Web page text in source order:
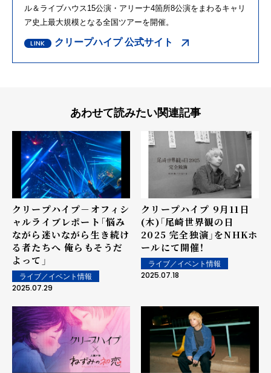
ル＆ライブハウス15公演・アリーナ4箇所8公演をまわるキャリ
ア史上最大規模となる全国ツアーを開催。
クリープハイプ 公式サイト
あわせて読みたい関連記事
クリープハイプ－オフィシ
ャルライブレポート「悩み
ながら迷いながら生き続け
る者たちへ 俺らもそうだ
よって」
ライブ／イベント情報
2025.07.29
クリープハイプ 9月11日
(木)「尾崎世界観の日
2025 完全独演」をNHKホ
ールにて開催！
ライブ／イベント情報
2025.07.18